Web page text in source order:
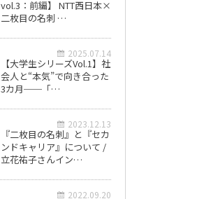
vol.3：前編】 NTT西日本×
二枚目の名刺 …
2025.07.14
【大学生シリーズVol.1】社
会人と“本気”で向き合った
3カ月──「…
2023.12.13
『二枚目の名刺』と『セカ
ンドキャリア』について /
立花祐子さんイン…
2022.09.20